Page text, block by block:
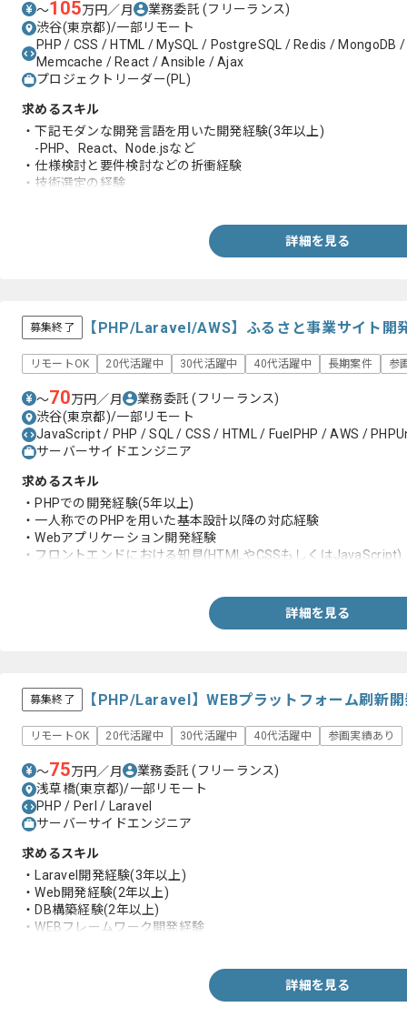
〜105万円／月 業務委託(フリーランス)
渋谷(東京都)/一部リモート
PHP / CSS / HTML / MySQL / PostgreSQL / Redis / MongoDB
Memcache / React / Ansible / Ajax
プロジェクトリーダー(PL)
求めるスキル
・下記モダンな開発言語を用いた開発経験(3年以上)
-PHP、React、Node.jsなど
・仕様検討と要件検討などの折衝経験
・技術選定の経験
詳細を見る
募集終了 【PHP/Laravel/AWS】ふるさと事業サイト開
リモートOK 20代活躍中 30代活躍中 40代活躍中 長期案件 参
〜70万円／月 業務委託(フリーランス)
渋谷(東京都)/一部リモート
JavaScript / PHP / SQL / CSS / HTML / FuelPHP / AWS /
サーバーサイドエンジニア
求めるスキル
・PHPでの開発経験(5年以上)
・一人称でのPHPを用いた基本設計以降の対応経験
・Webアプリケーション開発経験
・フロントエンドにおける知見(HTMLやCSSもしくはJavaScript)
・ドメイン駆動設計における知見
詳細を見る
募集終了 【PHP/Laravel】WEBプラットフォーム刷新
リモートOK 20代活躍中 30代活躍中 40代活躍中 参画実績あり
〜75万円／月 業務委託(フリーランス)
浅草橋(東京都)/一部リモート
PHP / Perl / Laravel
サーバーサイドエンジニア
求めるスキル
・Laravel開発経験(3年以上)
・Web開発経験(2年以上)
・DB構築経験(2年以上)
・WEBフレームワーク開発経験
詳細を見る